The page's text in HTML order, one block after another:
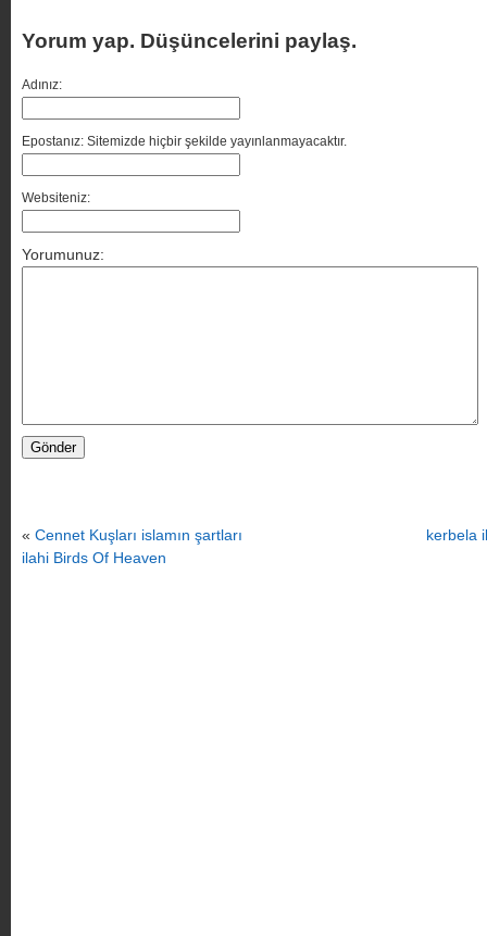
Yorum yap. Düşüncelerini paylaş.
Adınız:
Epostanız: Sitemizde hiçbir şekilde yayınlanmayacaktır.
Websiteniz:
Yorumunuz:
« Cennet Kuşları islamın şartları
ilahi Birds Of Heaven
kerbela